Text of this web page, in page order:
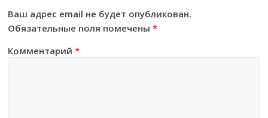
Ваш адрес email не будет опубликован.
Обязательные поля помечены*
Комментарий*